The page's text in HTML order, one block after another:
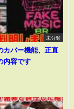
未分類
カバー機能、正直
内容です